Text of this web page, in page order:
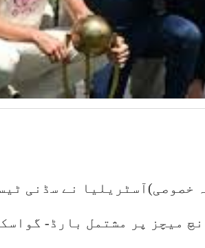
میچز پر مشتمل بارڈ-